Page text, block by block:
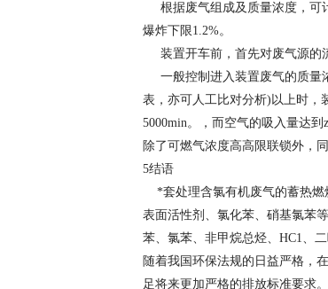
根据废气组成及质量浓度，可
爆炸下限1.2%。
装置开车前，首先对废气源的
一般控制进入装置废气的质量
表，亦可人工比对分析)以上时，
5000min。，而空气的吸入量达
除了可燃气浓度高高限联锁外，
5结语
*套处理含氯有机废气的蓄热燃
表面活性剂、氯化苯、硝基氯苯
苯、氯苯、非甲烷总烃、HC1、
随着我国环保法规的日益严格，
足将来更加严格的排放标准要求。